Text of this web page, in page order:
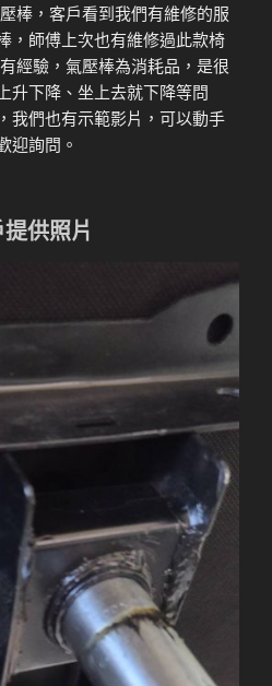
棒，客戶看到我們有維修的服
，師傅上次也有維修過此款椅
經驗，氣壓棒為消耗品，是很
升下降、坐上去就下降等問
我們也有示範影片，可以動手
迎詢問。
供照片